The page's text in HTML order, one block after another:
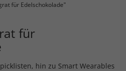
für Edelschokolade"
für
hin zu Smart Wearables